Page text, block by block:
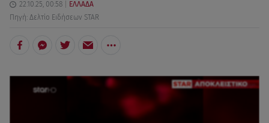
22.10.25, 00:58
ΕΛΛΑΔΑ
Πηγή: Δελτίο Ειδήσεων STAR